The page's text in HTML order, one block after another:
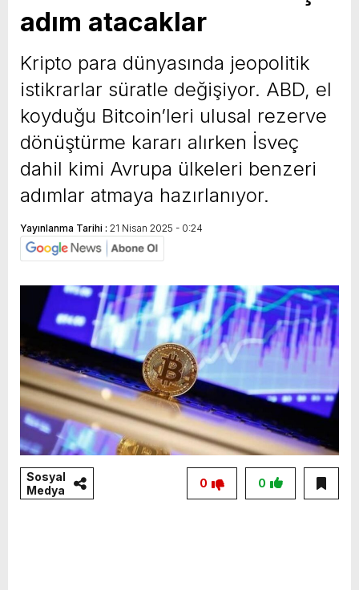
yeni özellikler belli oldu
adım atacaklar
Kripto para dünyasında jeopolitik
istikrarlar süratle değişiyor. ABD, el
koyduğu Bitcoin’leri ulusal rezerve
dönüştürme kararı alırken İsveç
dahil kimi Avrupa ülkeleri benzeri
adımlar atmaya hazırlanıyor.
Yayınlanma Tarihi : 21 Nisan 2025 - 0:24
Sosyal
Medya
0
0